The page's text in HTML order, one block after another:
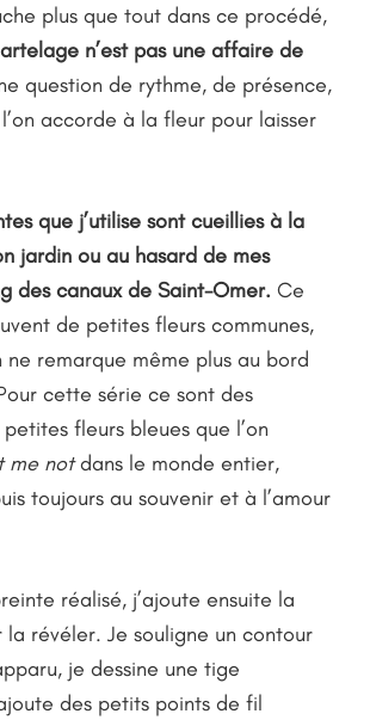
plus que tout dans ce procédé,
n’est pas une affaire de
question de rythme, de présence,
accorde à la fleur pour laisser
que j’utilise sont cueillies à la
jardin ou au hasard de mes
des canaux de Saint-Omer. Ce
de petites fleurs communes,
ne remarque même plus au bord
cette série ce sont des
fleurs bleues que l’on
me notdans le monde entier,
toujours au souvenir et à l’amour
réalisé, j’ajoute ensuite la
révéler. Je souligne un contour
je dessine une tige
des petits points de fil